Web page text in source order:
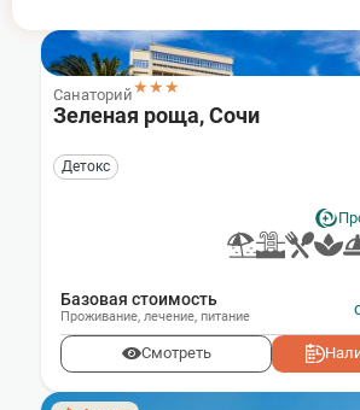
Санаторий★★★
Зеленая роща, Сочи
Детокс
Базовая стоимость
Проживание, лечение, питание
Смотреть